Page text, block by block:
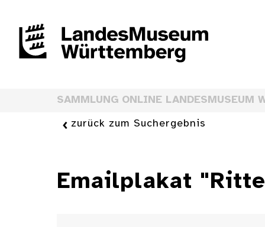
SAMMLUNG ONLINE LANDESMUSEUM
zurück zum Suchergebnis
Emailplakat